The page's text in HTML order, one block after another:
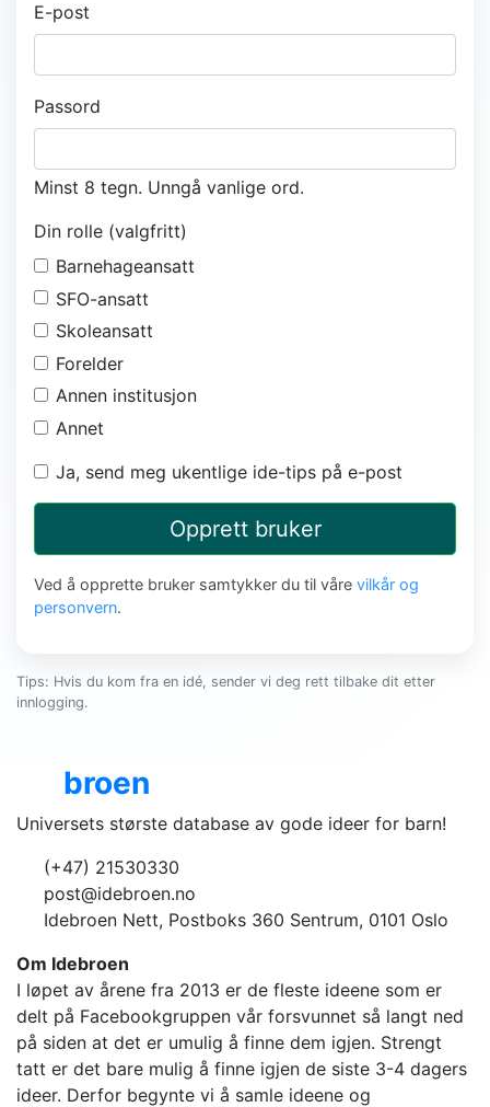
E-post
Passord
Minst 8 tegn. Unngå vanlige ord.
Din rolle (valgfritt)
Barnehageansatt
SFO-ansatt
Skoleansatt
Forelder
Annen institusjon
Annet
Ja, send meg ukentlige ide-tips på e-post
Opprett bruker
Ved å opprette bruker samtykker du til våre vilkår og
personvern.
Tips: Hvis du kom fra en idé, sender vi deg rett tilbake dit etter
innlogging.
broen
Universets største database av gode ideer for barn!
(+47) 21530330
post@idebroen.no
Idebroen Nett, Postboks 360 Sentrum, 0101 Oslo
Om Idebroen
I løpet av årene fra 2013 er de fleste ideene som er
delt på Facebookgruppen vår forsvunnet så langt ned
på siden at det er umulig å finne dem igjen. Strengt
tatt er det bare mulig å finne igjen de siste 3-4 dagers
ideer. Derfor begynte vi å samle ideene og